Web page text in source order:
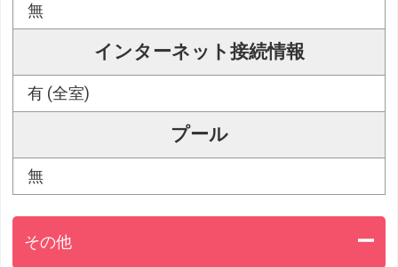
無
インターネット接続情報
有 (全室)
プール
無
その他